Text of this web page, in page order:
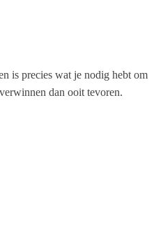
is precies wat je nodig hebt om
dan ooit tevoren.